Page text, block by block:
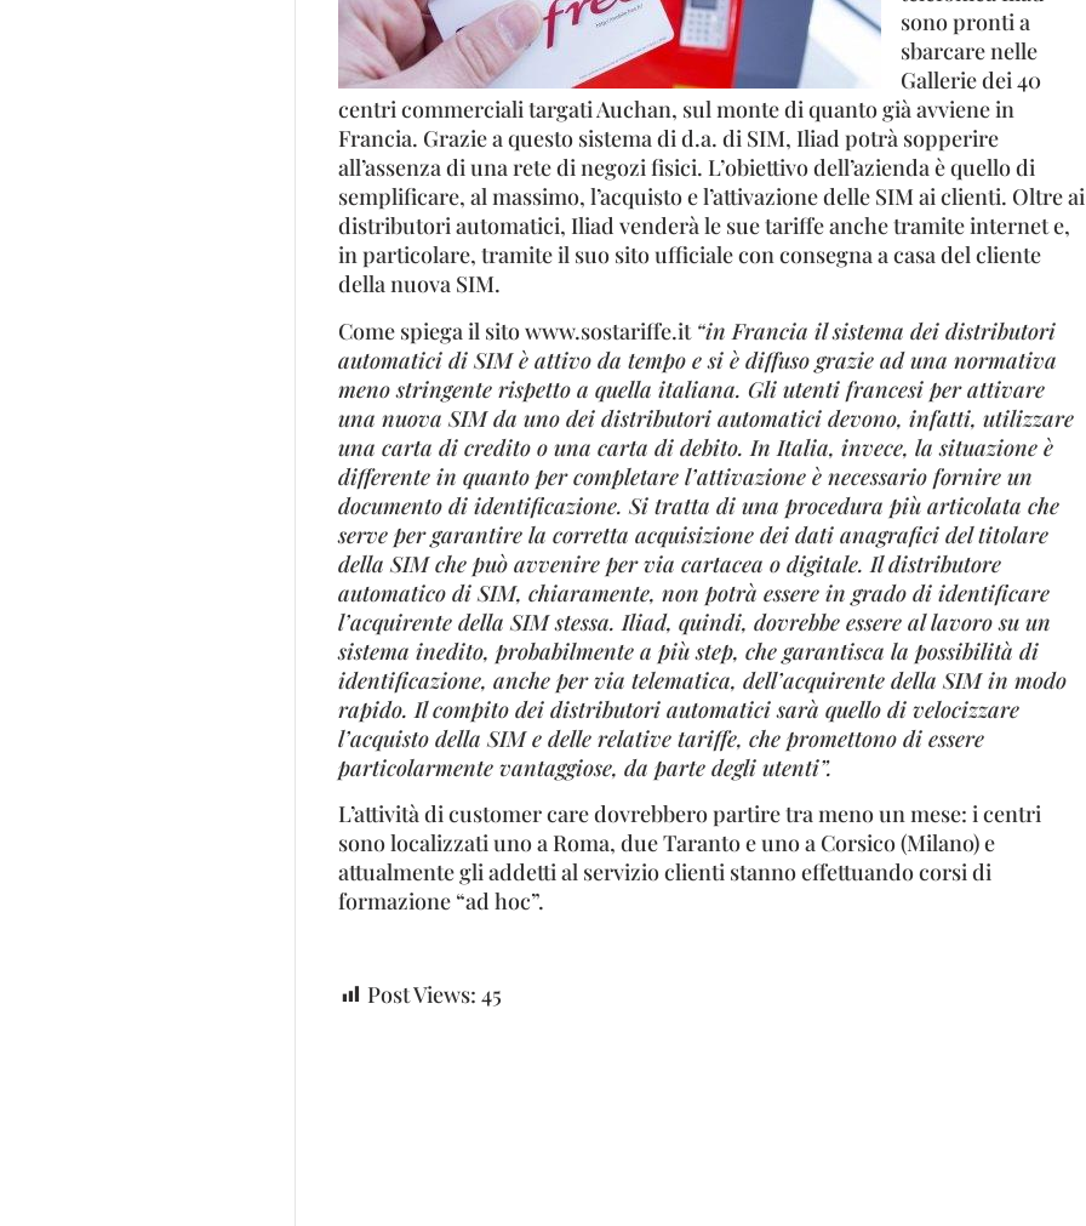
sono pronti a
sbarcare nelle
Gallerie dei 40
centri commerciali targati Auchan, sul monte di quanto già avviene in
Francia. Grazie a questo sistema di d.a. di SIM, Iliad potrà sopperire
all’assenza di una rete di negozi fisici. L’obiettivo dell’azienda è quello di
semplificare, al massimo, l’acquisto e l’attivazione delle SIM ai clienti. Oltre ai
distributori automatici, Iliad venderà le sue tariffe anche tramite internet e,
in particolare, tramite il suo sito ufficiale con consegna a casa del cliente
della nuova SIM.
Come spiega il sito www.sostariffe.it “in Francia il sistema dei distributori
automatici di SIM è attivo da tempo e si è diffuso grazie ad una normativa
meno stringente rispetto a quella italiana. Gli utenti francesi per attivare
una nuova SIM da uno dei distributori automatici devono, infatti, utilizzare
una carta di credito o una carta di debito. In Italia, invece, la situazione è
differente in quanto per completare l’attivazione è necessario fornire un
documento di identificazione. Si tratta di una procedura più articolata che
serve per garantire la corretta acquisizione dei dati anagrafici del titolare
della SIM che può avvenire per via cartacea o digitale. Il distributore
automatico di SIM, chiaramente, non potrà essere in grado di identificare
l’acquirente della SIM stessa. Iliad, quindi, dovrebbe essere al lavoro su un
sistema inedito, probabilmente a più step, che garantisca la possibilità di
identificazione, anche per via telematica, dell’acquirente della SIM in modo
rapido. Il compito dei distributori automatici sarà quello di velocizzare
l’acquisto della SIM e delle relative tariffe, che promettono di essere
particolarmente vantaggiose, da parte degli utenti”.
L’attività di customer care dovrebbero partire tra meno un mese: i centri
sono localizzati uno a Roma, due Taranto e uno a Corsico (Milano) e
attualmente gli addetti al servizio clienti stanno effettuando corsi di
formazione “ad hoc”.
Post Views: 45